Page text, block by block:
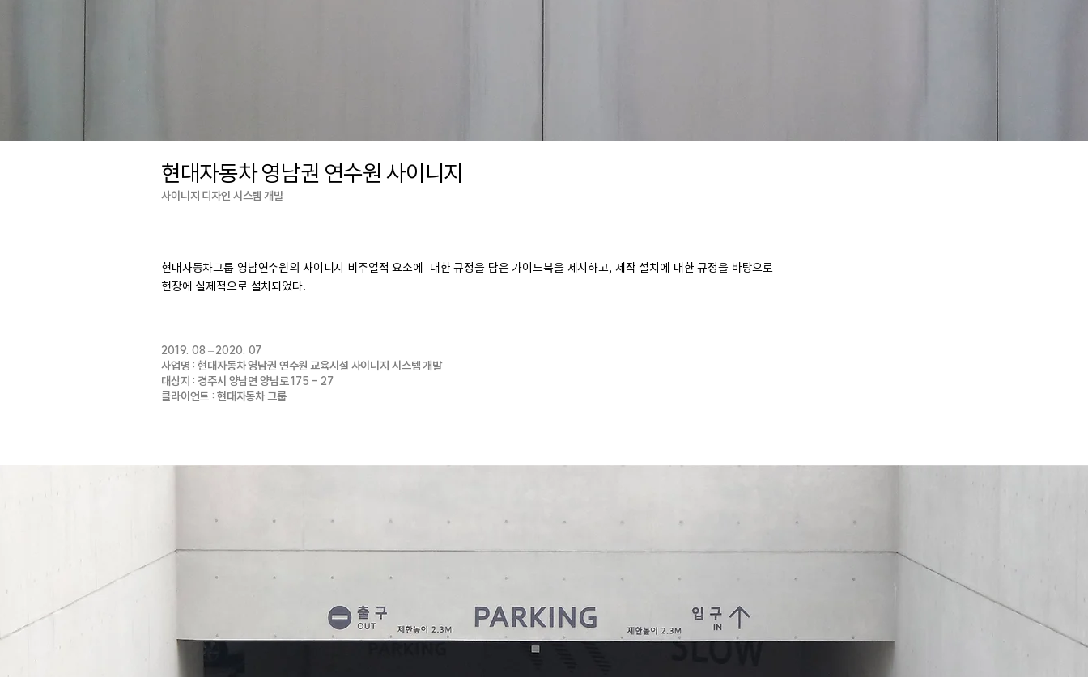
현대자동차 영남권 연수원 사이니지
사이니지 디자인 시스템 개발
현대자동차그룹 영남연수원의 사이니지 비주얼적 요소에 대한 규정을 담은 가이드북을 제시하고, 제작 설치에 대한 규정을 바탕으로
현장에 실제적으로 설치되었다.
2019. 08 – 2020. 07
사업명 : 현대자동차 영남권 연수원 교육시설 사이니지 시스템 개발
대상지 : 경주시 양남면 양남로 175 - 27
클라이언트 : 현대자동차 그룹